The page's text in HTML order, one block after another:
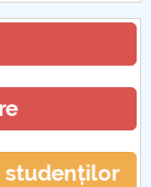
studenților